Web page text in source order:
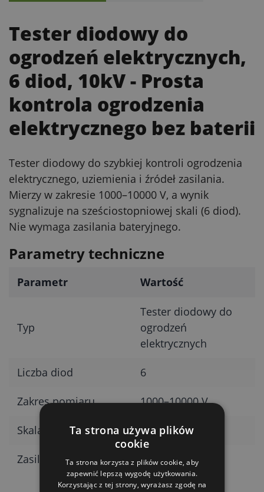
Tester diodowy do
ogrodzeń elektrycznych,
6 diod, 10kV- Prosta
kontrola ogrodzenia
elektrycznego bez baterii
Tester diodowy do szybkiej kontroli ogrodzenia
elektrycznego, uziemienia i źródeł zasilania.
Mierzy w zakresie 1000–10000 V, a wynik
sygnalizuje na sześciostopniowej skali (6 diod).
Nie wymaga zasilania bateryjnego.
Parametry techniczne
Parametr Wartość
Typ
Tester diodowy do
ogrodzeń
elektrycznych
Liczba diod 6
Zakres pomiaru 1000–10000 V
Skala 6 poziomów
Zasilanie Bez baterii
Ta strona używa plików
cookie
Ta strona korzysta z plików cookie, aby
zapewnić lepszą wygodę użytkowania.
Korzystając z tej strony, wyrażasz zgodę na